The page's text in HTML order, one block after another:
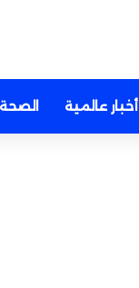
أخبار عالمية